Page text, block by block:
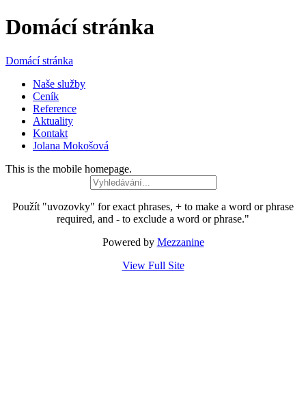
Domácí stránka
Domácí stránka
Naše služby
Ceník
Reference
Aktuality
Kontakt
Jolana Mokošová
This is the mobile homepage.
Použít "uvozovky" for exact phrases, + to make a word or phrase
required, and - to exclude a word or phrase."
Powered by Mezzanine
View Full Site